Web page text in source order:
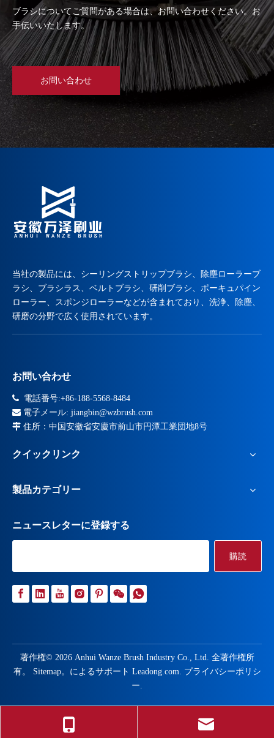
ブラシについてご質問がある場合は、お問い合わせください。お
手伝いいたします。
お問い合わせ
当社の製品には、シーリングストリップブラシ、除塵ローラーブ
ラシ、ブラシラス、ベルトブラシ、研削ブラシ、ポーキュパイン
ローラー、スポンジローラーなどが含まれており、洗浄、除塵、
研磨の分野で広く使用されています。
お問い合わせ
 電話番号:+86-188-5568-8484
 電子メール: jiangbin@wzbrush.com
 住所：中国安徽省安慶市前山市円潭工業団地8号
クイックリンク
製品カテゴリー
ニュースレターに登録する
購読
著作権© 2026Anhui Wanze Brush Industry Co., Ltd. 全著作権所
有。 Sitemap。によるサポート Leadong.com. プライバシーポリシ
ー.